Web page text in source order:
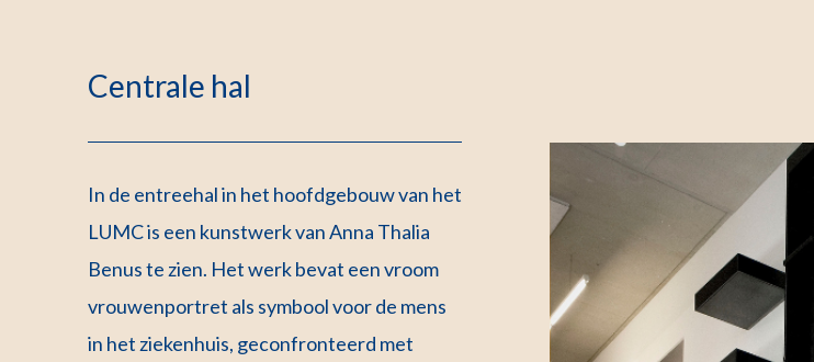
Centrale hal
In de entreehal in het hoofdgebouw van het
LUMC is een kunstwerk van Anna Thalia
Benus te zien. Het werk bevat een vroom
vrouwenportret als symbool voor de mens
in het ziekenhuis, geconfronteerd met